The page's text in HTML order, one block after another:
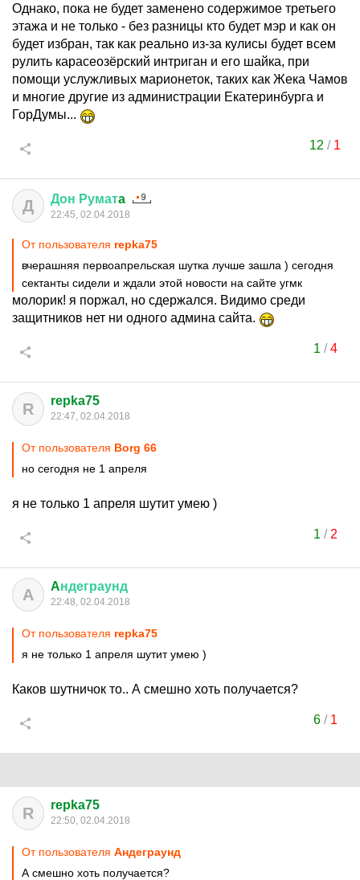
Однако, пока не будет заменено содержимое третьего
этажа и не только - без разницы кто будет мэр и как он
будет избран, так как реально из-за кулисы будет всем
рулить карасеозёрский интриган и его шайка, при
помощи услужливых марионеток, таких как Жека Чамов
и многие другие из администрации Екатеринбурга и
ГорДумы...
12 / 1
Д Дон Руматa
22:45, 02.04.2018
От пользователя repka75
вчерашняя первоапрельская шутка лучше зашла ) сегодня
сектанты сидели и ждали этой новости на сайте угмк
молорик! я поржал, но сдержался. Видимо среди
защитников нет ни одного админа сайта.
1 /4
R repka75
22:47, 02.04.2018
От пользователя Borg 66
но сегодня не 1 апреля
я не только 1 апреля шутит умею )
1 / 2
A Aндеграунд
22:48, 02.04.2018
От пользователя repka75
я не только 1 апреля шутит умею )
Каков шутничок то.. А смешно хоть получается?
6/ 1
R repka75
22:50, 02.04.2018
От пользователя Aндеграунд
А смешно хоть получается?